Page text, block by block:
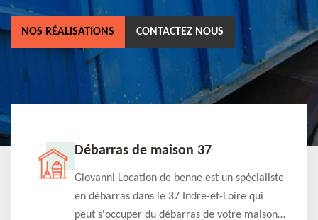
NOS RÉALISATIONS CONTACTEZ NOUS
Débarras de maison 37
Giovanni Location de benne est un spécialiste
en débarras dans le 37 Indre-et-Loire qui
peut s'occuper du débarras de votre maison